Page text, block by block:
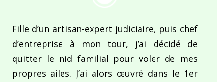
Fille d’un artisan-expert judiciaire, puis chef
d’entreprise à mon tour, j’ai décidé de
quitter le nid familial pour voler de mes
propres ailes. J’ai alors œuvré dans le 1er